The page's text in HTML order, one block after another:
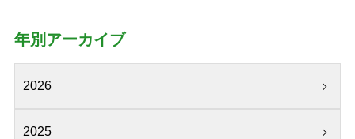
年別アーカイブ
2026
2025